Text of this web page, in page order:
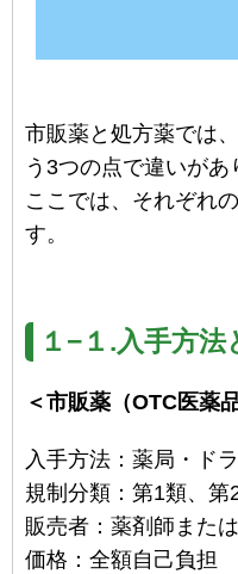
市販薬と処方薬では
う3つの点で違いがあ
ここでは、それぞれ
す。
１−１.入手方
＜市販薬（OTC医薬
入手方法：薬局・ド
規制分類：第1類、
販売者：薬剤師また
価格：全額自己負担